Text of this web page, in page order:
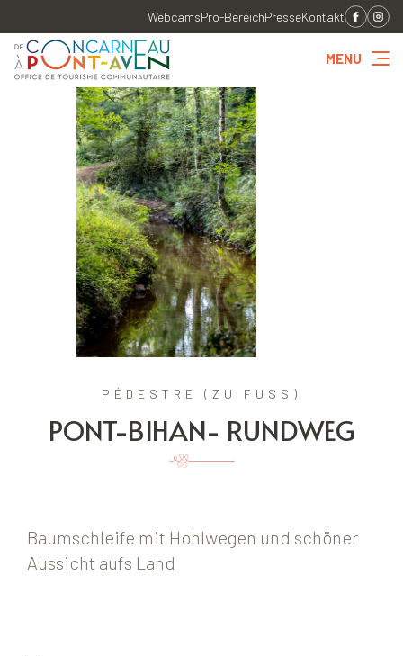
WebcamsPro-BereichPresseKontakt
MENU
PÉDESTRE (ZU FUSS)
PONT-BIHAN- RUNDWEG
Baumschleife mit Hohlwegen und schöner
Aussicht aufs Land